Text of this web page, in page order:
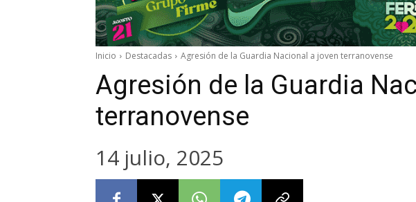
Inicio Destacadas Agresión de la Guardia Nacional a joven terranovense
Agresión de la Guardia
terranovense
14 julio, 2025